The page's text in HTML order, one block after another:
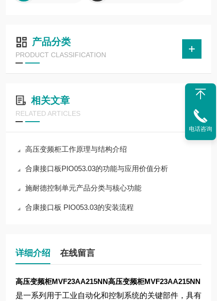
产品分类
PRODUCT CLASSIFICATION
相关文章
RELATED ARTICLES
高压变频柜工作原理与结构介绍
合康接口板PIO053.03的功能与应用价值分析
施耐德控制单元产品分类与核心功能
合康接口板 PIO053.03的安装流程
详细介绍 在线留言
高压变频柜MVF23AA215NN高压变频柜MVF23AA215NN
是一系列用于工业自动化和控制系统的关键部件，具有
电话咨询